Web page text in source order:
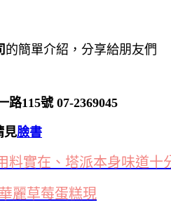
的簡單介紹，分享給朋友們
115號 07-2369045
見臉書
料實在、塔派本身味道十
麗草莓蛋糕現